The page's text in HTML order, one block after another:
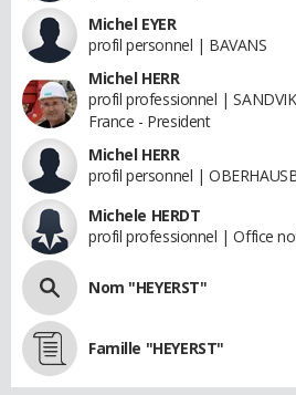
Michel EYER
profil personnel | BAVANS
Michel HERR
profil professionnel |
France - President
Michel HERR
profil personnel |
Michele HERDT
profil professionnel | Office
Nom "HEYERST"
Famille "HEYERST"